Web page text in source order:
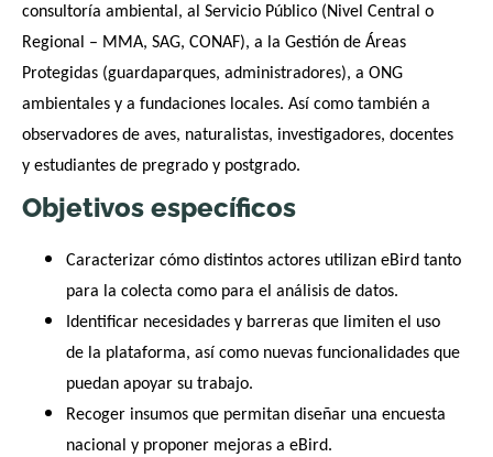
consultoría ambiental, al Servicio Público (Nivel Central o
Regional – MMA, SAG, CONAF), a la Gestión de Áreas
Protegidas (guardaparques, administradores), a ONG
ambientales y a fundaciones locales. Así como también a
observadores de aves, naturalistas, investigadores, docentes
y estudiantes de pregrado y postgrado.
Objetivos específicos
Caracterizar cómo distintos actores utilizan eBird tanto
para la colecta como para el análisis de datos.
Identificar necesidades y barreras que limiten el uso
de la plataforma, así como nuevas funcionalidades que
puedan apoyar su trabajo.
Recoger insumos que permitan diseñar una encuesta
nacional y proponer mejoras a eBird.